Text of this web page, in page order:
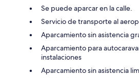
Se puede aparcar en la calle.
Servicio de transporte al
Aparcamiento sin asistencia
Aparcamiento para
instalaciones
Aparcamiento sin asistencia